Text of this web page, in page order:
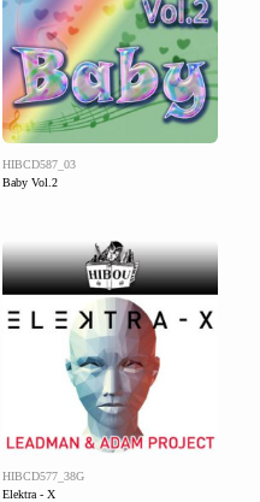
HIBCD587_03
Baby Vol.2
HIBCD577_38G
Elektra - X